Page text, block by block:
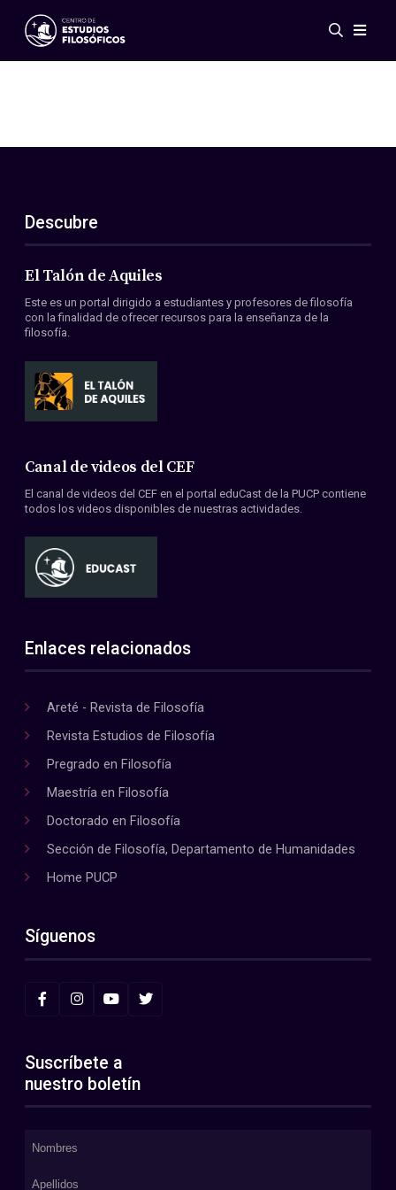
Eventos
ES
EN
Acerca de nosotros
Miembros
Convenios
Descubre
El Talón de Aquiles
Este es un portal dirigido a estudiantes y profesores de filosofía
con la finalidad de ofrecer recursos para la enseñanza de la
filosofía.
Canal de videos del CEF
El canal de videos del CEF en el portal eduCast de la PUCP contiene
todos los videos disponibles de nuestras actividades.
Enlaces relacionados
Areté - Revista de Filosofía
Revista Estudios de Filosofía
Pregrado en Filosofía
Maestría en Filosofía
Doctorado en Filosofía
Sección de Filosofía, Departamento de Humanidades
Home PUCP
Síguenos
Suscríbete a
nuestro boletín